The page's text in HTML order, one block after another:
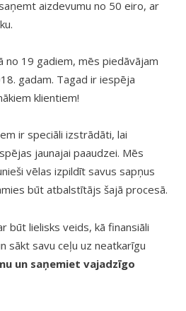
aizdevumu no 50 eiro, ar
no 19 gadiem, mēs piedāvājam
gadam. Tagad ir iespēja
klientiem!
ir speciāli izstrādāti, lai
jaunajai paaudzei. Mēs
vēlas izpildīt savus sapņus
būt atbalstītājs šajā procesā.
būt lielisks veids, kā finansiāli
sākt savu ceļu uz neatkarīgu
un saņemiet vajadzīgo